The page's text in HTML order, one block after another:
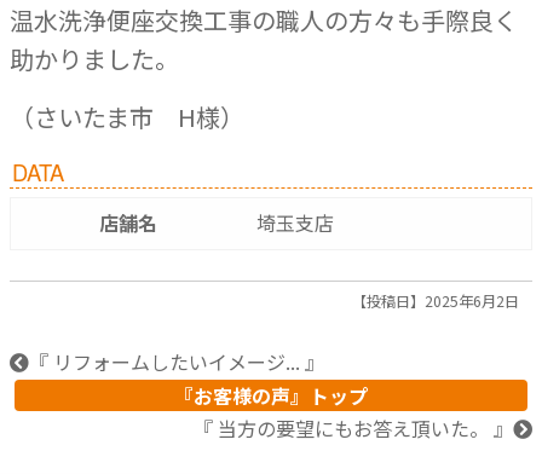
温水洗浄便座交換工事の職人の方々も手際良く
助かりました。
（さいたま市 H様）
DATA
店舗名 埼玉支店
【投稿日】2025年6月2日
『 リフォームしたいイメージ... 』
『お客様の声』トップ
『 当方の要望にもお答え頂いた。 』